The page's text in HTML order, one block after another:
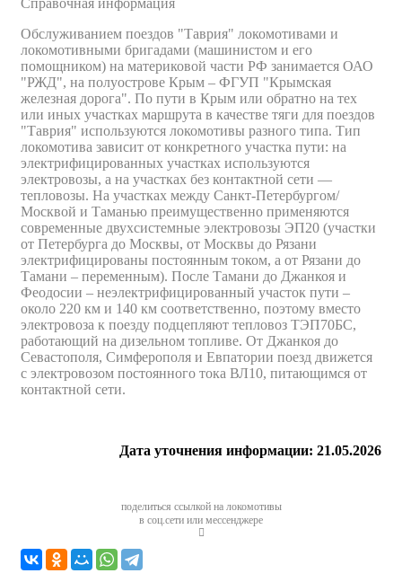
Выбрать подходящий поезд и нажать на кнопку
ВЫБРАТЬ МЕСТА
Указать количество пассажиров и выбрать тот или
иной вагон.
Отметить на схеме вагона пассажирские места и
нажать кнопку К ПАССАЖИРАМ.
Заполнить данные пассажиров и нажать кнопку
ПРОДОЛЖИТЬ.
Проверить и подтвердить заказ. После чего
оплатить его выбранным способом.
Справочная информация
Обслуживанием поездов "Таврия" локомотивами и
локомотивными бригадами (машинистом и его
помощником) на материковой части РФ занимается ОАО
"РЖД", на полуострове Крым – ФГУП "Крымская
железная дорога". По пути в Крым или обратно на тех
или иных участках маршрута в качестве тяги для поездов
"Таврия" используются локомотивы разного типа. Тип
локомотива зависит от конкретного участка пути: на
электрифицированных участках используются
электровозы, а на участках без контактной сети —
тепловозы. На участках между Санкт-Петербургом/
Москвой и Таманью преимущественно применяются
современные двухсистемные электровозы ЭП20 (участки
от Петербурга до Москвы, от Москвы до Рязани
электрифицированы постоянным током, а от Рязани до
Тамани – переменным). После Тамани до Джанкоя и
Феодосии – неэлектрифицированный участок пути –
около 220 км и 140 км соответственно, поэтому вместо
электровоза к поезду подцепляют тепловоз ТЭП70БС,
работающий на дизельном топливе. От Джанкоя до
Севастополя, Симферополя и Евпатории поезд движется
с электровозом постоянного тока ВЛ10, питающимся от
контактной сети.
Дата уточнения информации: 21.05.2026
поделиться ссылкой на локомотивы
в соц.сети или мессенджере